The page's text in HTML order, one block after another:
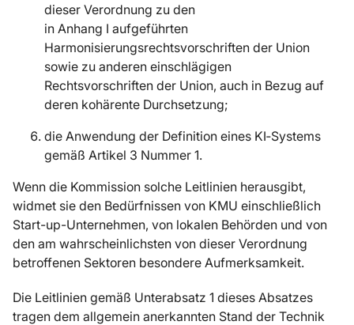
dieser Verordnung zu den
in Anhang I aufgeführten
Harmonisierungsrechtsvorschriften der Union
sowie zu anderen einschlägigen
Rechtsvorschriften der Union, auch in Bezug auf
deren kohärente Durchsetzung;
die Anwendung der Definition eines KI‑Systems
gemäß Artikel 3 Nummer 1.
Wenn die Kommission solche Leitlinien herausgibt,
widmet sie den Bedürfnissen von KMU einschließlich
Start-up-Unternehmen, von lokalen Behörden und von
den am wahrscheinlichsten von dieser Verordnung
betroffenen Sektoren besondere Aufmerksamkeit.
Die Leitlinien gemäß Unterabsatz 1 dieses Absatzes
tragen dem allgemein anerkannten Stand der Technik